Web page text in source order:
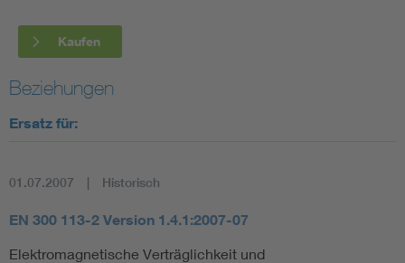
Kaufen
Beziehungen
Ersatz für:
01.07.2007 Historisch
EN 300 113-2 Version 1.4.1:2007-07
Elektromagnetische Verträglichkeit und